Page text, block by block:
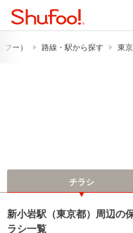
ー） 路線・駅から探す 東
チラシ
新小岩駅（東京都）周辺の
ラシ一覧